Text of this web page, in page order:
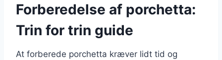
Forberedelse af porchetta:
Trin for trin guide
At forberede porchetta kræver lidt tid og